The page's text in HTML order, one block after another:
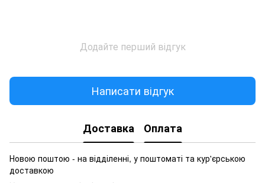
Додайте перший відгук
Написати відгук
Доставка Оплата
Новою поштою - на відділенні, у поштоматі та кур'єрською
доставкою